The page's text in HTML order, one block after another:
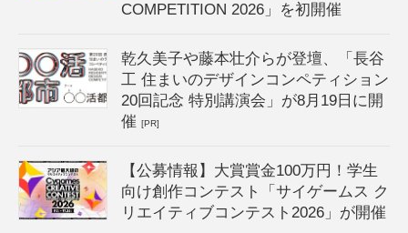
COMPETITION 2026」を初開催
乾久美子や藤本壮介らが登壇、「長谷
工 住まいのデザインコンペティション
20回記念 特別講演会」が8月19日に開
催[PR]
【公募情報】大賞賞金100万円！学生
向け創作コンテスト「サイゲームス ク
リエイティブコンテスト2026」が開催